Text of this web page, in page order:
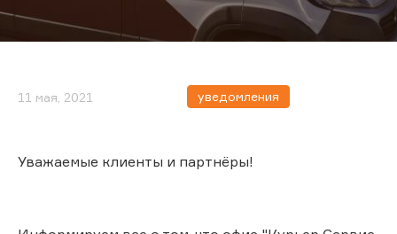
11 мая, 2021 уведомления
Уважаемые клиенты и партнёры!